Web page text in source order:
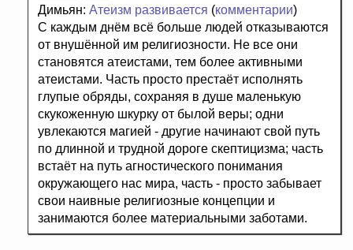
Димьян: Атеизм развивается (комментарии)
С каждым днём всё больше людей отказываются
от внушённой им религиозности. Не все они
становятся атеистами, тем более активными
атеистами. Часть просто престаёт исполнять
глупые обряды, сохраняя в душе маленькую
скукоженную шкурку от былой веры; одни
увлекаются магией - другие начинают свой путь
по длинной и трудной дороге скептицизма; часть
встаёт на путь агностического понимания
окружающего нас мира, часть - просто забывает
свои наивные религиозные концепции и
занимаются более материальными заботами.